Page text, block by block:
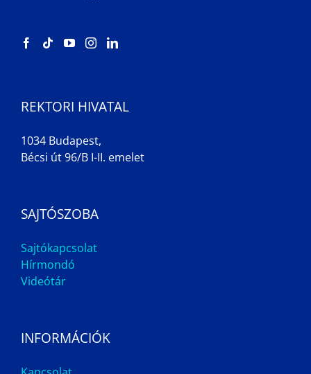
REKTORI HIVATAL
1034 Budapest,
Bécsi út 96/B I-II. emelet
SAJTÓSZOBA
Sajtókapcsolat
Hírmondó
Videótár
INFORMÁCIÓK